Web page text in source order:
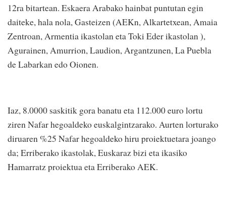
12ra bitartean. Eskaera Arabako hainbat puntutan egin
daiteke, hala nola, Gasteizen (AEKn, Alkartetxean, Amaia
Zentroan, Armentia ikastolan eta Toki Eder ikastolan ),
Agurainen, Amurrion, Laudion, Argantzunen, La Puebla
de Labarkan edo Oionen.
Iaz, 8.0000 saskitik gora banatu eta 112.000 euro lortu
ziren Nafar hegoaldeko euskalgintzarako. Aurten lorturako
diruaren %25 Nafar hegoaldeko hiru proiektuetara joango
da; Erriberako ikastolak, Euskaraz bizi eta ikasiko
Hamarratz proiektua eta Erriberako AEK.